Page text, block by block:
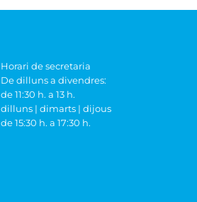
Horari de secretaria
De dilluns a divendres:
de 11:30 h. a 13 h.
dilluns | dimarts | dijous
de 15:30 h. a 17:30 h.